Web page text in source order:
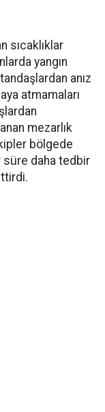
sıcaklıklar
yangın
anız
atmamaları
mezarlık
bölgede
süre daha tedbir